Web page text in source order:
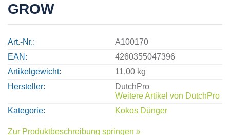
GROW
Art.-Nr.
A100170
EAN
4260355047396
Artikelgewicht
11,00 kg
Hersteller
DutchPro
Weitere Artikel von DutchPro
Kategorie
Kokos Dünger
Zur Produktbeschreibung springen »